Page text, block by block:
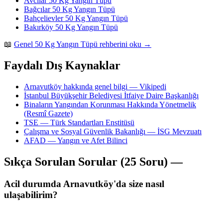
Bağcılar 50 Kg Yangın Tüpü
Bahçelievler 50 Kg Yangın Tüpü
Bakırköy 50 Kg Yangın Tüpü
📖 Genel 50 Kg Yangın Tüpü rehberini oku →
Faydalı Dış Kaynaklar
Arnavutköy hakkında genel bilgi — Vikipedi
İstanbul Büyükşehir Belediyesi İtfaiye Daire Başkanlığı
Binaların Yangından Korunması Hakkında Yönetmelik
(Resmî Gazete)
TSE — Türk Standartları Enstitüsü
Çalışma ve Sosyal Güvenlik Bakanlığı — İSG Mevzuatı
AFAD — Yangın ve Afet Bilinci
Sıkça Sorulan Sorular (25 Soru) —
Acil durumda Arnavutköy'da size nasıl
ulaşabilirim?